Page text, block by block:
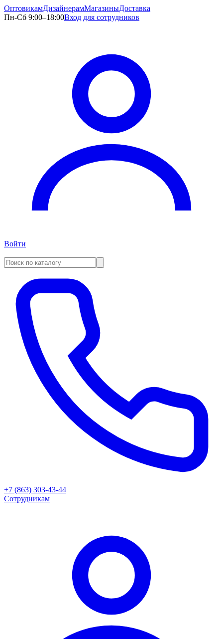
ОптовикамДизайнерамМагазиныДоставка
Пн-Сб 9:00–18:00Вход для сотрудников
Войти
+7 (863) 303-43-44
Сотрудникам